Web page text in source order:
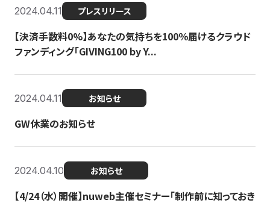
2024.04.11 プレスリリース
【決済手数料0%】あなたの気持ちを100％届けるクラウド
ファンディング「GIVING100 by Y...
2024.04.11 お知らせ
GW休業のお知らせ
2024.04.10 お知らせ
【4/24（水）開催】nuweb主催セミナー「制作前に知っておき